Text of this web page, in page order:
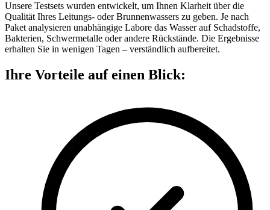
Unsere Testsets wurden entwickelt, um Ihnen Klarheit über die
Qualität Ihres Leitungs- oder Brunnenwassers zu geben. Je nach
Paket analysieren unabhängige Labore das Wasser auf Schadstoffe,
Bakterien, Schwermetalle oder andere Rückstände. Die Ergebnisse
erhalten Sie in wenigen Tagen – verständlich aufbereitet.
Ihre Vorteile auf einen Blick: